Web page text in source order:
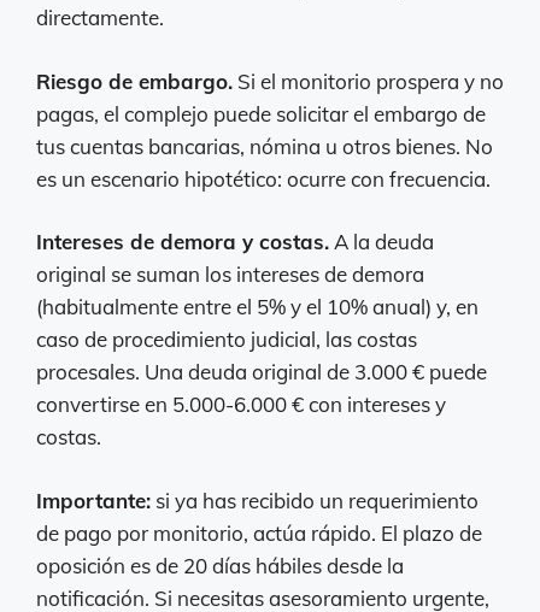
directamente.
Riesgo de embargo. Si el monitorio prospera y no
pagas, el complejo puede solicitar el embargo de
tus cuentas bancarias, nómina u otros bienes. No
es un escenario hipotético: ocurre con frecuencia.
Intereses de demora y costas.A la deuda
original se suman los intereses de demora
(habitualmente entre el 5% y el 10% anual) y, en
caso de procedimiento judicial, las costas
procesales. Una deuda original de 3.000 € puede
convertirse en 5.000-6.000 € con intereses y
costas.
Importante: si ya has recibido un requerimiento
de pago por monitorio, actúa rápido. El plazo de
oposición es de 20 días hábiles desde la
notificación. Si necesitas asesoramiento urgente,